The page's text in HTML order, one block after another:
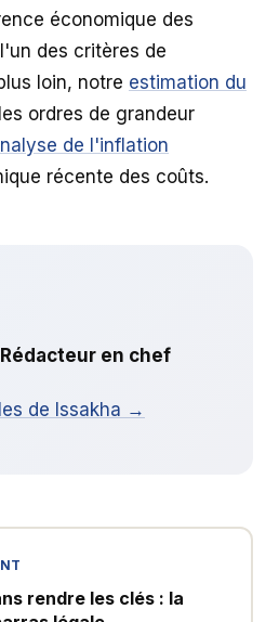
économique des
des critères de
loin, notre estimation du
ordres de grandeur
de l'inflation
récente des coûts.
Rédacteur en chef
de Issakha →
rendre les clés : la